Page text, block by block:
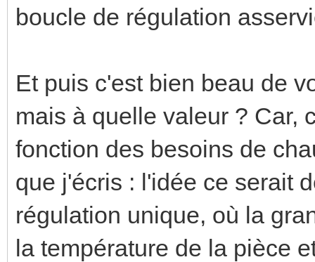
boucle de régulation
Et puis c'est bien beau de
mais à quelle valeur ? Car,
fonction des besoins de
que j'écris : l'idée ce serait
régulation unique, où la
la température de la pièce